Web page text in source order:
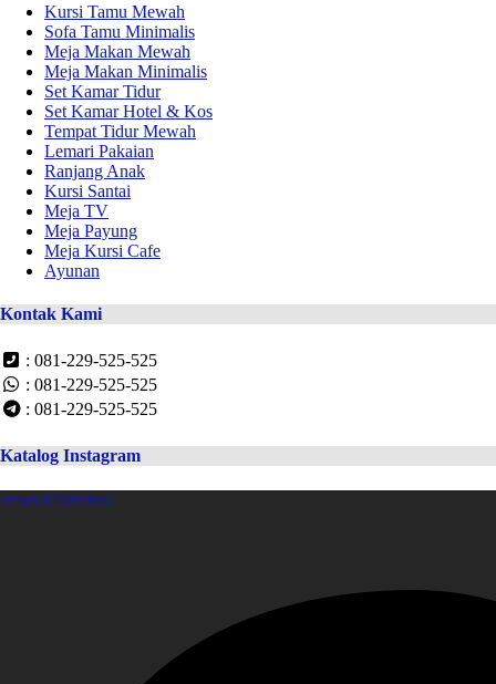
Kursi Tamu Mewah
Sofa Tamu Minimalis
Meja Makan Mewah
Meja Makan Minimalis
Set Kamar Tidur
Set Kamar Hotel & Kos
Tempat Tidur Mewah
Lemari Pakaian
Ranjang Anak
Kursi Santai
Meja TV
Meja Payung
Meja Kursi Cafe
Ayunan
Kontak Kami
: 081-229-525-525
: 081-229-525-525
: 081-229-525-525
Katalog Instagram
amanahfurniture